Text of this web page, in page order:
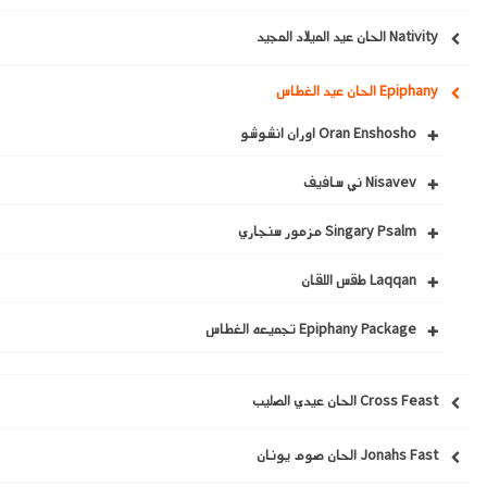
Nativity الحان عيد الميلاد المجيد
Epiphany الحان عيد الغطاس
Oran Enshosho اوران انشوشو
Nisavev ني سافيف
Singary Psalm مزمور سنجاري
Laqqan طقس اللقان
Epiphany Package تجميعه الغطاس
Cross Feast الحان عيدي الصليب
Jonahs Fast الحان صوم يونان